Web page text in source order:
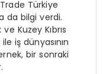
Türkiye
da bilgi verdi.
Kuzey Kıbrıs
iş dünyasının
bir sonraki